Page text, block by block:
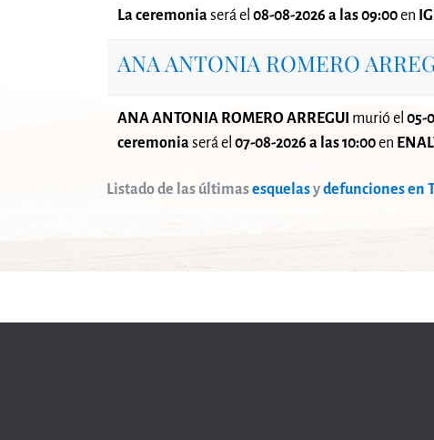
Listado de las últimasesquelasydefunciones en
La ceremoniaserá el 08-08-2026 a las 09:00en
ANA ANTONIA ROMERO
ANA ANTONIA ROMERO ARREGUI murió el 05-
ceremoniaserá el 07-08-2026 a las 10:00en